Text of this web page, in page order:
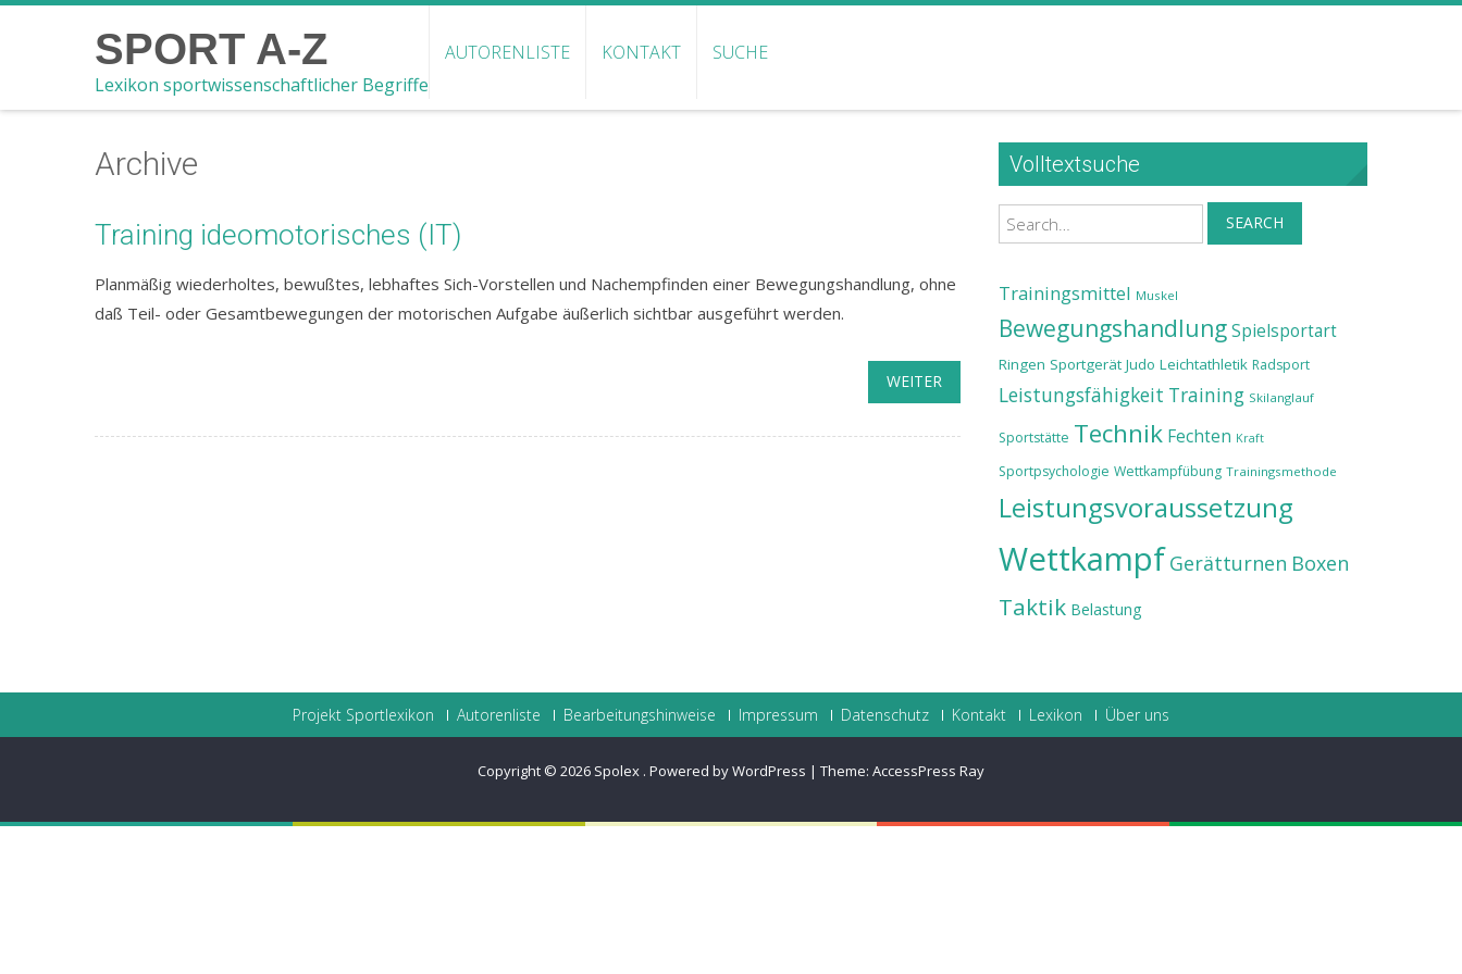
SPORT A-Z
Lexikon sportwissenschaftlicher Begriffe
AUTORENLISTE KONTAKT SUCHE
Archive
Training ideomotorisches (IT)
Planmäßig wiederholtes, bewußtes, lebhaftes Sich-Vorstellen und Nachempfinden einer Bewegungshandlung, ohne
daß Teil- oder Gesamtbewegungen der motorischen Aufgabe äußerlich sichtbar ausgeführt werden.
WEITER
Volltextsuche
Search SEARCH
Trainingsmittel Muskel
Bewegungshandlung Spielsportart
Ringen Sportgerät Judo Leichtathletik Radsport
Leistungsfähigkeit Training Skilanglauf
Sportstätte Technik Fechten Kraft
Sportpsychologie Wettkampfübung Trainingsmethode
Leistungsvoraussetzung
Wettkampf Gerätturnen Boxen
Taktik Belastung
Projekt Sportlexikon Autorenliste Bearbeitungshinweise Impressum Datenschutz Kontakt Lexikon Über uns
Copyright © 2026 Spolex . Powered by WordPress | Theme: AccessPress Ray